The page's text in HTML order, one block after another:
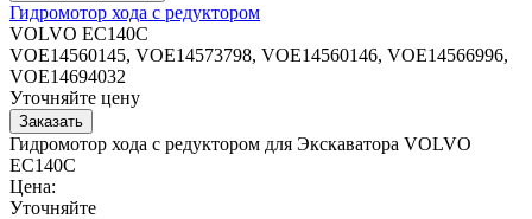
Гидромотор хода с редуктором
VOLVO EC140C
VOE14560145, VOE14573798, VOE14560146, VOE14566996,
VOE14694032
Уточняйте цену
Гидромотор хода с редуктором для Экскаватора VOLVO
EC140C
Цена:
Уточняйте